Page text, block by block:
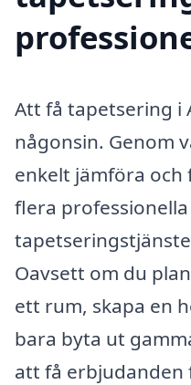
Att få tapetsering i
någonsin. Genom
enkelt jämföra
flera
Oavsett om du
ett rum, skapa en
bara byta ut
att få erbjudanden